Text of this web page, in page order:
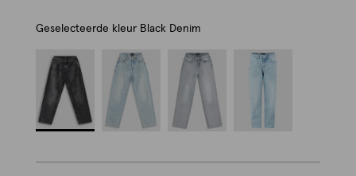
Geselecteerde kleur Black Denim